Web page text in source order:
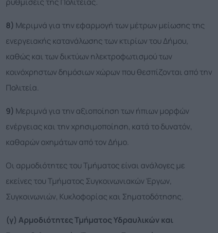
8) Μεριμνά για την εφαρμογή των μέτρων μείωσης της
ενεργειακής κατανάλωσης των κτιρίων του Δήμου,
καθώς και των δικτύων ηλεκτροφωτισμού των
κοινόχρηστων δημόσιων χώρων που θεσπίζονται από την
Πολιτεία.
9) Μεριμνά για την αξιοποίηση των ήπιων μορφών
ενέργειας και την χρησιμοποίηση, κατά το δυνατόν,
καθαρών οχημάτων από τον Δήμο.
Οι αρμοδιότητες του Τμήματος είναι ανάλογες με
εκείνες του Τμήματος Συγκοινωνιακών Έργων,
Συγκοινωνιών, Κυκλοφορίας και Σηματοδότησης.
(γ) Αρμοδιότητες Τμήματος Υδραυλικών και